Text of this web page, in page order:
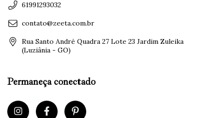
61991293032
contato@zeeta.com.br
Rua Santo André Quadra 27 Lote 23 Jardim Zuleika
(Luziânia - GO)
Permaneça conectado